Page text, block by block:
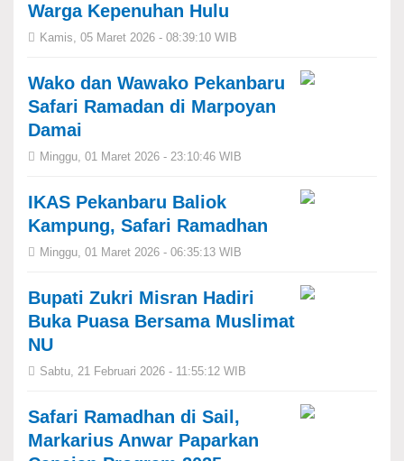
Warga Kepenuhan Hulu
Kamis, 05 Maret 2026 - 08:39:10 WIB
Wako dan Wawako Pekanbaru
Safari Ramadan di Marpoyan
Damai
Minggu, 01 Maret 2026 - 23:10:46 WIB
IKAS Pekanbaru Baliok
Kampung, Safari Ramadhan
Minggu, 01 Maret 2026 - 06:35:13 WIB
Bupati Zukri Misran Hadiri
Buka Puasa Bersama Muslimat
NU
Sabtu, 21 Februari 2026 - 11:55:12 WIB
Safari Ramadhan di Sail,
Markarius Anwar Paparkan